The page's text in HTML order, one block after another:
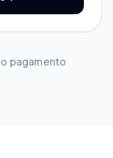
pagamento